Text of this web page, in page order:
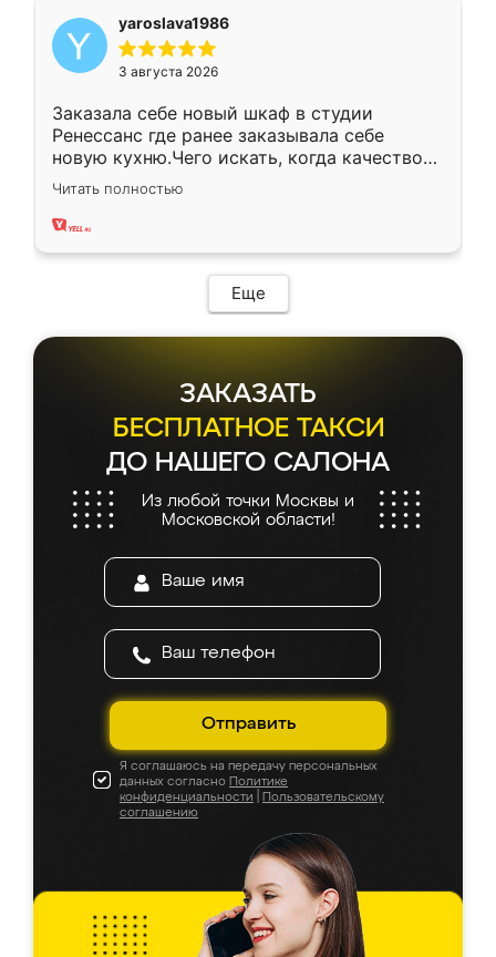
yaroslava1986
3 августа 2026
Заказала себе новый шкаф в студии
Ренессанс где ранее заказывала себе
новую кухню.Чего искать, когда качеством
вполне довольна. Служит кухня уже почти
два года, нареканий нет.
Читать полностью
Еще
ЗАКАЗАТЬ
БЕСПЛАТНОЕ ТАКСИ
ДО НАШЕГО САЛОНА
Из любой точки Москвы и
Московской области!
Отправить
Я соглашаюсь на передачу персональных
данных согласно Политике
конфиденциальности
Пользовательскому
соглашению